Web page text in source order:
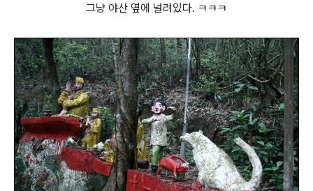
그냥 야산 옆에 널려있다. ㅋㅋㅋ